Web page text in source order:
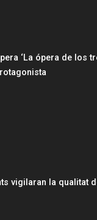
‘La ópera de los
vigilaran la qualitat